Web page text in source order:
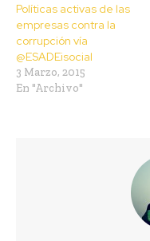
Políticas activas de las
empresas contra la
corrupción vía
@ESADEisocial
3 Marzo, 2015
En "Archivo"